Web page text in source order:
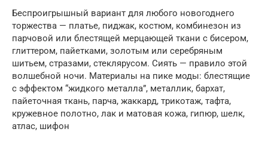
Беспроигрышный вариант для любого новогоднего
торжества — платье, пиджак, костюм, комбинезон из
парчовой или блестящей мерцающей ткани с бисером,
глиттером, пайетками, золотым или серебряным
шитьем, стразами, стеклярусом. Сиять — правило этой
волшебной ночи. Материалы на пике моды: блестящие
с эффектом “жидкого металла”, металлик, бархат,
пайеточная ткань, парча, жаккард, трикотаж, тафта,
кружевное полотно, лак и матовая кожа, гипюр, шелк,
атлас, шифон